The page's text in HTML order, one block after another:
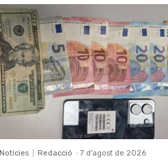
Notícies Redacció - 7 d'agost de 2026